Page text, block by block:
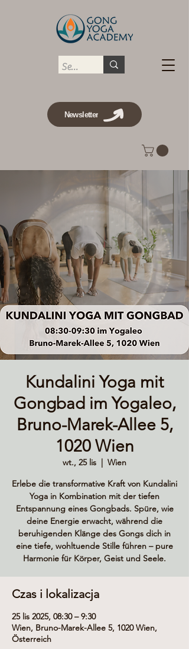
Newsletter
Kundalini Yoga mit
Gongbad im Yogaleo,
Bruno-Marek-Allee 5,
1020 Wien
wt., 25 lis
Wien
Erlebe die transformative Kraft von Kundalini
Yoga in Kombination mit der tiefen
Entspannung eines Gongbads. Spüre, wie
deine Energie erwacht, während die
beruhigenden Klänge des Gongs dich in
eine tiefe, wohltuende Stille führen – pure
Harmonie für Körper, Geist und Seele.
Czas i lokalizacja
25 lis 2025, 08:30 – 9:30
Wien, Bruno-Marek-Allee 5, 1020 Wien,
Österreich